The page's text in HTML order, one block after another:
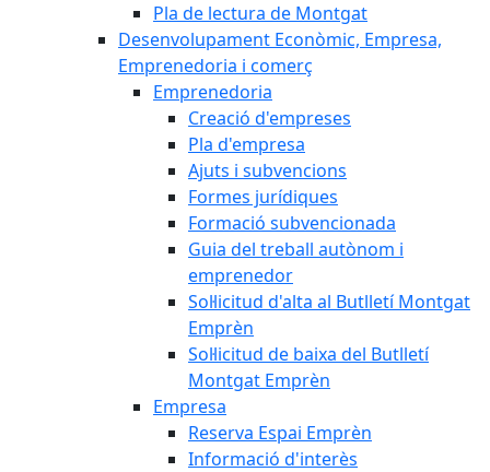
Pla de lectura de Montgat
Desenvolupament Econòmic, Empresa,
Emprenedoria i comerç
Emprenedoria
Creació d'empreses
Pla d'empresa
Ajuts i subvencions
Formes jurídiques
Formació subvencionada
Guia del treball autònom i
emprenedor
Sol·licitud d'alta al Butlletí Montgat
Emprèn
Sol·licitud de baixa del Butlletí
Montgat Emprèn
Empresa
Reserva Espai Emprèn
Informació d'interès